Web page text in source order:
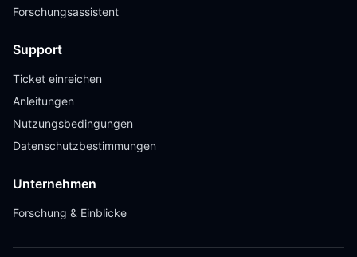
Forschungsassistent
Support
Ticket einreichen
Anleitungen
Nutzungsbedingungen
Datenschutzbestimmungen
Unternehmen
Forschung & Einblicke